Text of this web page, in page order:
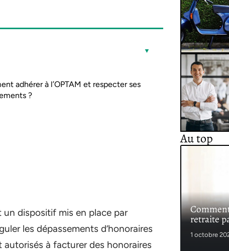
adhérer à l’OPTAM et respecter ses
?
un dispositif mis en place par
les dépassements d’honoraires
à facturer des honoraires
Au top
retraite
1 octobre